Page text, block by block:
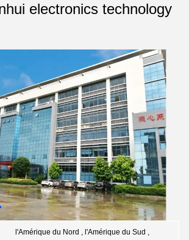
electronics technology
l'Amérique du Nord , l'Amérique du Sud ,